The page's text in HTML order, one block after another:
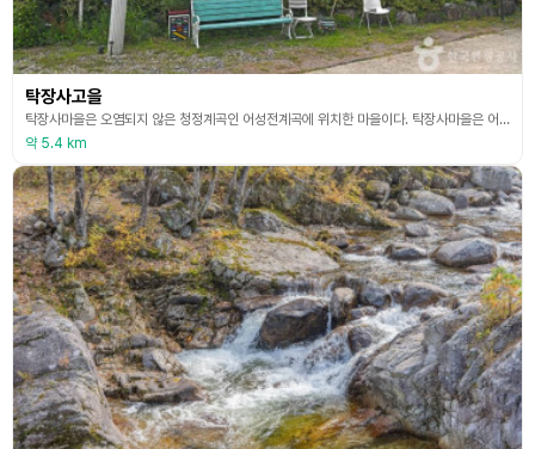
탁장사고을
탁장사마을은 오염되지 않은 청정계곡인 어성전계곡에 위치한 마을이다. 탁장사마을은 어성전의 빼어난 자연환경과 이 고장의 민속놀이인 탁장사놀이를 접목시켜 만들어진 전통테마마을이다. 계곡의 맑은 물, 천연림이 조화를 이루고 있고 마을을 휘돌아 감는 어성전천은 아름다운 자연의 극치를 이루고 여기에서 서식하는 어류는 물반 고기반으로 은어, 연어, 메기 등 풍부한 어족자원은 수많은 강태공들을 유혹하고 있는 자연의 보고라 할 수 있으며 물고기의 노는 모습이 아름다워
약 5.4 km